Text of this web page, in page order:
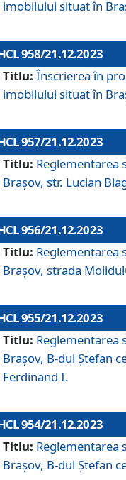
imobilului situat în
958/21.12.2023
Titlu: Înscrierea în
imobilului situat în
957/21.12.2023
Titlu: Reglementarea
Brașov, str. Lucian
956/21.12.2023
Titlu: Reglementarea
Brașov, strada
955/21.12.2023
Titlu: Reglementarea
Brașov, B-dul Ștefan
Ferdinand I.
954/21.12.2023
Titlu: Reglementarea
Brașov, B-dul Ștefan